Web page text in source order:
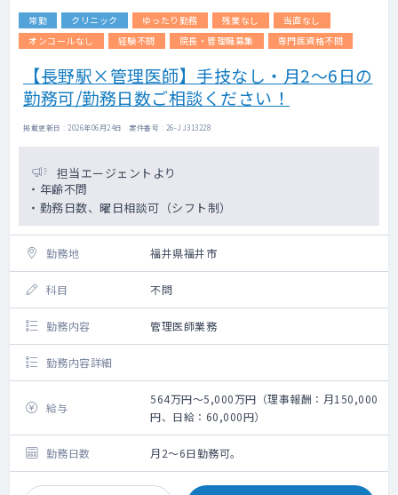
常勤 クリニック ゆったり勤務 残業なし
当直なし
オンコールなし
経験不問 院長・管理職募集 専門医資格不問
【長野駅×管理医師】手技なし・月2～6日の
勤務可/勤務日数ご相談ください！
掲載更新日 : 2026年06月24日 案件番号 : 26-JJ313228
担当エージェントより
・年齢不問
・勤務日数、曜日相談可（シフト制）
勤務地 福井県福井市
科目 不問
勤務内容 管理医師業務
勤務内容詳細
給与
564万円～5,000万円（理事報酬：月150,000
円、日給：60,000円）
勤務日数 月2～6日勤務可。